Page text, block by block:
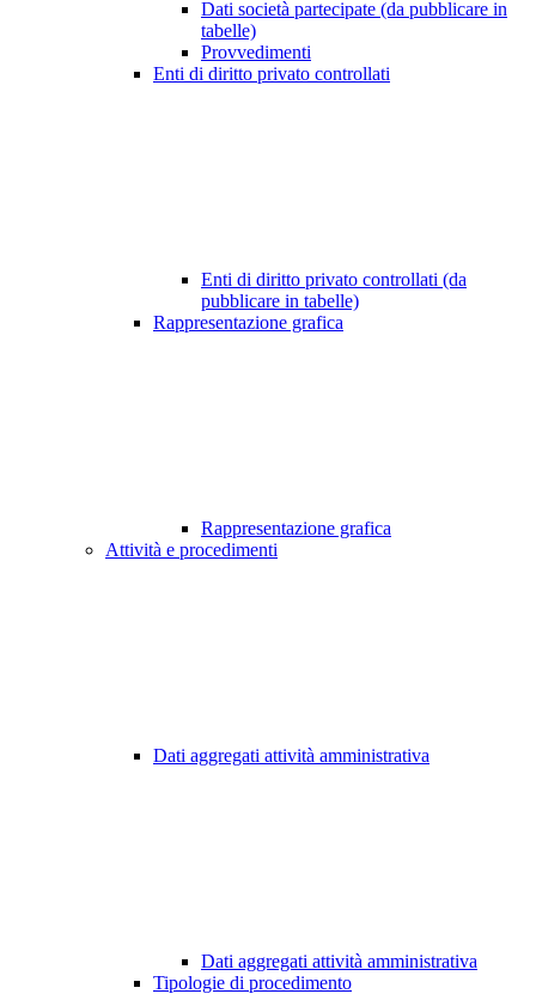
Dati società partecipate (da pubblicare in
tabelle)
Provvedimenti
Enti di diritto privato controllati
Enti di diritto privato controllati (da
pubblicare in tabelle)
Rappresentazione grafica
Rappresentazione grafica
Attività e procedimenti
Dati aggregati attività amministrativa
Dati aggregati attività amministrativa
Tipologie di procedimento